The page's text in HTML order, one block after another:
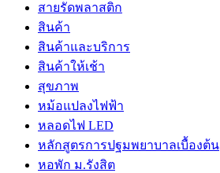
สายรัดพลาสติก
สินค้า
สินค้าและบริการ
สินค้าให้เช้า
สุขภาพ
หม้อแปลงไฟฟ้า
หลอดไฟ LED
หลักสูตรการปฐมพยาบาลเบื้องต้น
หอพัก ม.รังสิต